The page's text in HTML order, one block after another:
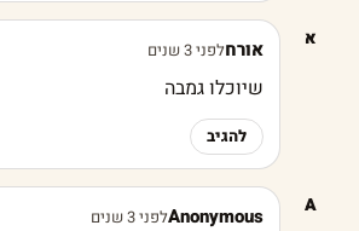
א אורחלפני 3 שנים
שיוכלו גמבה
להגיב
A
Anonymousלפני 3 שנים